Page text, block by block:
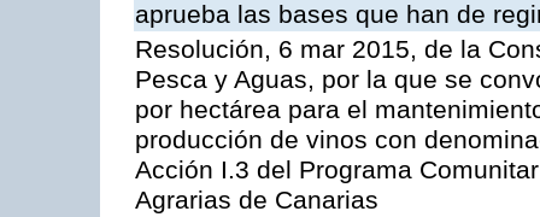
aprueba las bases que han de
Resolución, 6 mar 2015, de la
Pesca y Aguas, por la que se
por hectárea para el
producción de vinos con
Acción I.3 del Programa
Agrarias de Canarias